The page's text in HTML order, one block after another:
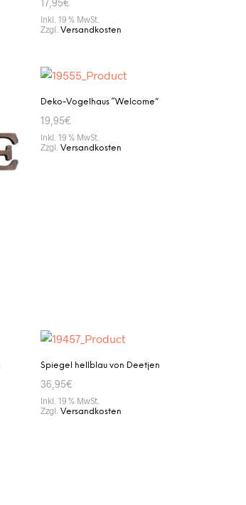
Inkl. 19 % MwSt.
Zzgl.Versandkosten
Deko-Vogelhaus “Welcome”
19,95€
Inkl. 19 % MwSt.
Zzgl.Versandkosten
Spiegel hellblau von Deetjen
36,95€
Inkl. 19 % MwSt.
Zzgl.Versandkosten